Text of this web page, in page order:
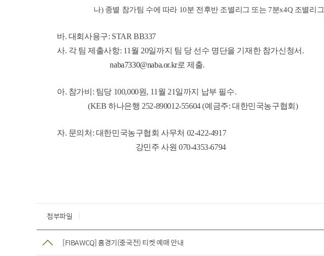
나) 종별 참가팀 수에 따라 10분 전후반 조별리그 또는 7분x4Q 조별리그
바. 대회사용구: STAR BB337
사. 각 팀 제출사항: 11월 20일까지 팀 당 선수 명단을 기재한 참가신청서.
naba7330@naba.or.kr로 제출.
아. 참가비: 팀당 100,000원, 11월 21일까지 납부 필수.
(KEB 하나은행 252-890012-55604 (예금주: 대한민국농구협회)
자. 문의처: 대한민국농구협회 사무처 02-422-4917
강민주 사원 070-4353-6794
첨부파일
[FIBAWCQ] 홈경기(중국전) 티켓 예매 안내